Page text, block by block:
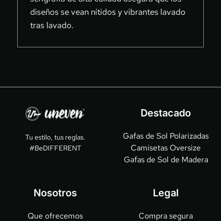
diseños se vean nítidos y vibrantes lavado
tras lavado.
Tu estilo, tus reglas.
#BeDIFFERENT
Destacado
Gafas de Sol Polarizadas
Camisetas Oversize
Gafas de Sol de Madera
Nosotros
Que ofrecemos
Legal
Compra segura